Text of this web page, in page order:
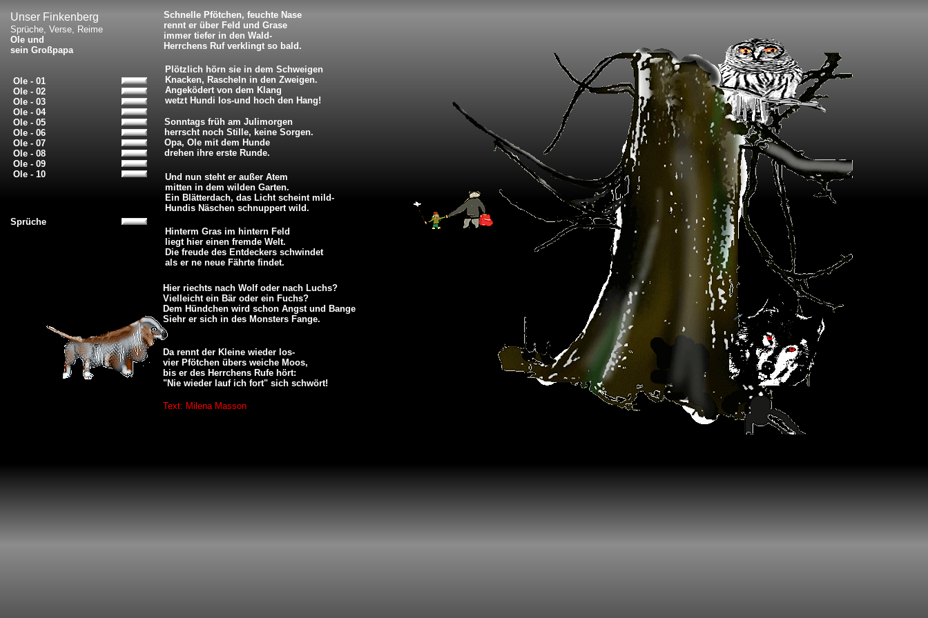
Unser Finkenberg
Sprüche, Verse, Reime
Ole und
sein Großpapa
Ole - 01
Ole - 02
Ole - 03
Ole - 04
Ole - 05
Ole - 06
Ole - 07
Ole - 08
Ole - 09
Ole - 10
Sprüche
Sonntags früh am Julimorgen
herrscht noch Stille, keine Sorgen.
Opa, Ole mit dem Hunde
drehen ihre erste Runde.
Plötzlich hörn sie in dem Schweigen
Knacken, Rascheln in den Zweigen.
Angeködert von dem Klang
wetzt Hundi los-und hoch den Hang!
Schnelle Pfötchen, feuchte Nase
rennt er über Feld und Grase
immer tiefer in den Wald-
Herrchens Ruf verklingt so bald.
Und nun steht er außer Atem
mitten in dem wilden Garten.
Ein Blätterdach, das Licht scheint mild-
Hundis Näschen schnuppert wild.
Hinterm Gras im hintern Feld
liegt hier einen fremde Welt.
Die freude des Entdeckers schwindet
als er ne neue Fährte findet.
Hier riechts nach Wolf oder nach Luchs?
Vielleicht ein Bär oder ein Fuchs?
Dem Hündchen wird schon Angst und Bange
Siehr er sich in des Monsters Fange.
Da rennt der Kleine wieder los-
vier Pfötchen übers weiche Moos,
bis er des Herrchens Rufe hört:
"Nie wieder lauf ich fort" sich schwört!
Text: Milena Masson